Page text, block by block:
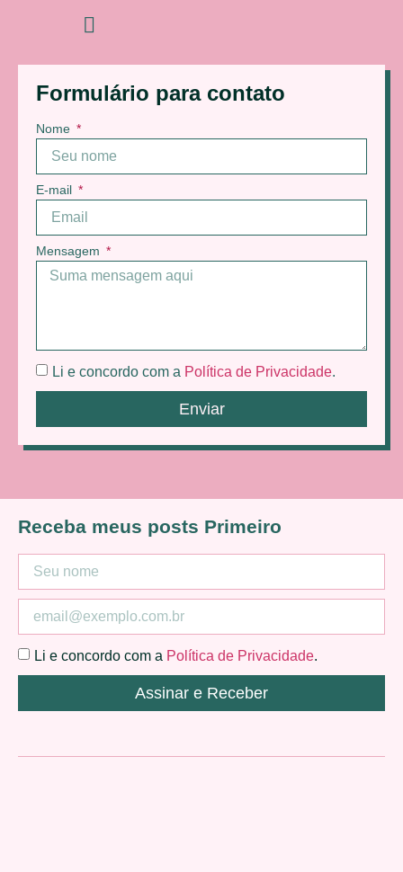
Formulário para contato
Nome
E-mail
Mensagem
Li e concordo com a Política de Privacidade.
Enviar
Receba meus posts Primeiro
Li e concordo com a Política de Privacidade.
Assinar e Receber